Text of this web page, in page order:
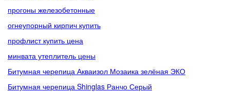
прогоны железобетонные
огнеупорный кирпич купить
профлист купить цена
минвата утеплитель цены
Битумная черепица Акваизол Мозаика зелёная ЭКО
Битумная черепица Shinglas Ранчо Серый